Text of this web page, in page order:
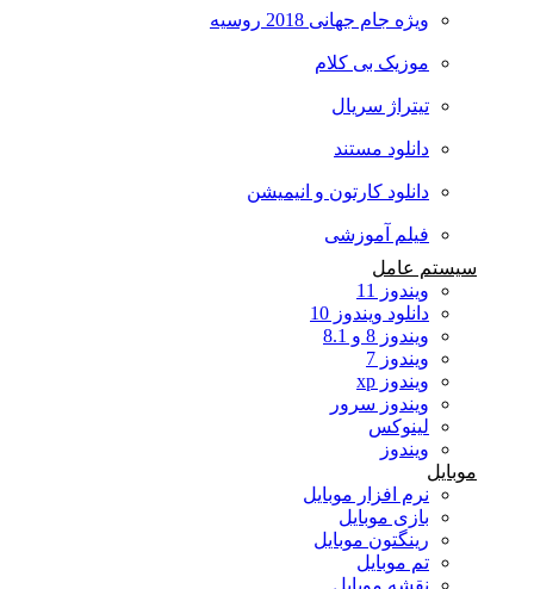
ویژه جام جهانی 2018 روسیه
موزیک بی کلام
تیتراژ سریال
دانلود مستند
دانلود کارتون و انیمیشن
فیلم آموزشی
سیستم عامل
ویندوز 11
دانلود ویندوز 10
ویندوز 8 و 8.1
ویندوز 7
ویندوز xp
ویندوز سرور
لینوکس
ویندوز
موبایل
نرم افزار موبایل
بازی موبایل
رینگتون موبایل
تم موبایل
نقشه موبایل